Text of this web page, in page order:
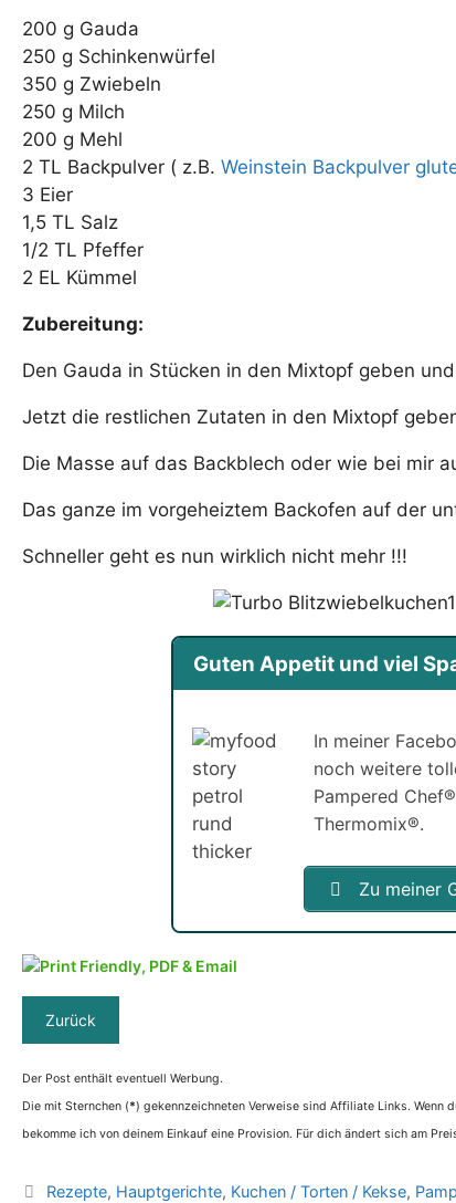
200 g Gauda
250 g Schinkenwürfel
350 g Zwiebeln
250 g Milch
200 g Mehl
2 TL Backpulver ( z.B. Weinstein Backpulver
3 Eier
1,5 TL Salz
1/2 TL Pfeffer
2 EL Kümmel
Zubereitung:
Den Gauda in Stücken in den Mixtopf geben und
Jetzt die restlichen Zutaten in den Mixtopf
Die Masse auf das Backblech oder wie bei mir
Das ganze im vorgeheiztem Backofen auf der
Schneller geht es nun wirklich nicht mehr !!!
Guten Appetit und viel
In meiner
noch weitere
Pampered
Thermomix®.
Zu meiner
Der Post enthält eventuell Werbung.
Die mit Sternchen (*) gekennzeichneten Verweise sind Affiliate Links. Wenn
bekomme ich von deinem Einkauf eine Provision. Für dich ändert sich am
Kategorien
Rezepte, Hauptgerichte, Kuchen / Torten / Kekse,